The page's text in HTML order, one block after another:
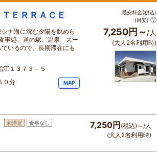
ＥＲＲＡＣＥ
ナ海に沈む夕陽を眺めら
事処、道の駅、温泉、スー
いるので、長期滞在にも
江１３７３－５
０分 MAP
最安料金(税込)
(目安)
7,250円～ /人
(大人2名利用時)
和洋室 食事なし 7,250円 (税込)～/人
(大人2名利用時)